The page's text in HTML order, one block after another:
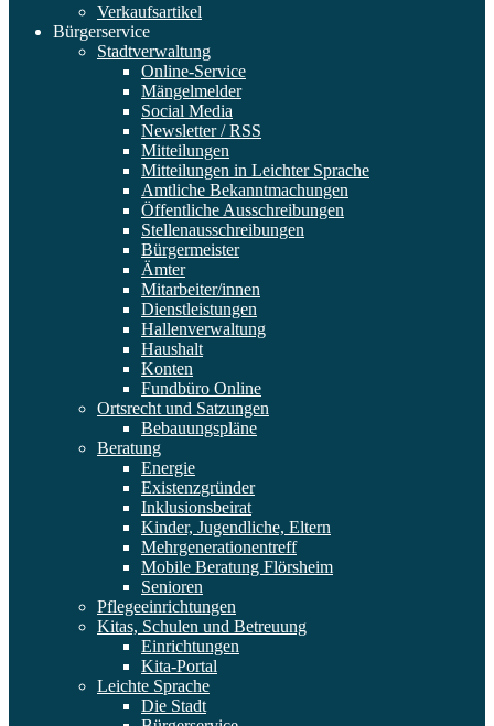
Verkaufsartikel
Bürgerservice
Stadtverwaltung
Online-Service
Mängelmelder
Social Media
Newsletter / RSS
Mitteilungen
Mitteilungen in Leichter Sprache
Amtliche Bekanntmachungen
Öffentliche Ausschreibungen
Stellenausschreibungen
Bürgermeister
Ämter
Mitarbeiter/innen
Dienstleistungen
Hallenverwaltung
Haushalt
Konten
Fundbüro Online
Ortsrecht und Satzungen
Bebauungspläne
Beratung
Energie
Existenzgründer
Inklusionsbeirat
Kinder, Jugendliche, Eltern
Mehrgenerationentreff
Mobile Beratung Flörsheim
Senioren
Pflegeeinrichtungen
Kitas, Schulen und Betreuung
Einrichtungen
Kita-Portal
Leichte Sprache
Die Stadt